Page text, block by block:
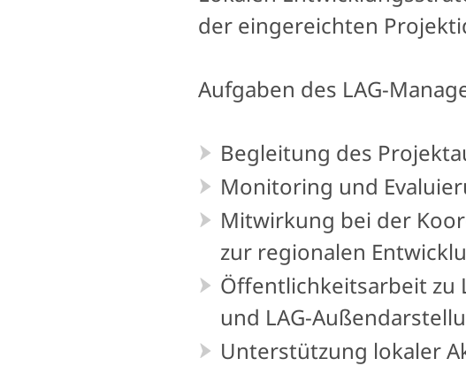
der eingereichten
Aufgaben des LAG-
Begleitung des
Monitoring und
Mitwirkung bei der
zur regionalen
Öffentlichkeitsarbeit zu
und LAG-
Unterstützung lokaler